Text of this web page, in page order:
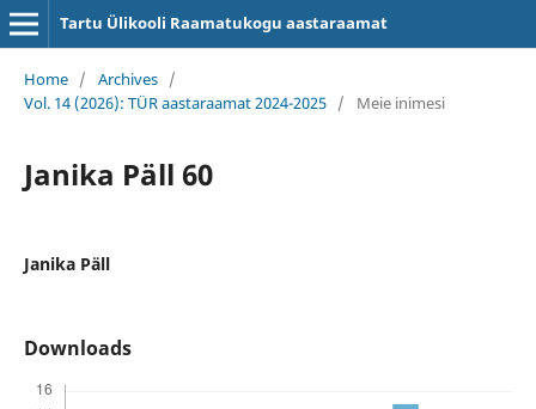
Tartu Ülikooli Raamatukogu aastaraamat
Home / Archives /
Vol. 14 (2026): TÜR aastaraamat 2024-2025 / Meie inimesi
Janika Päll 60
Janika Päll
Downloads